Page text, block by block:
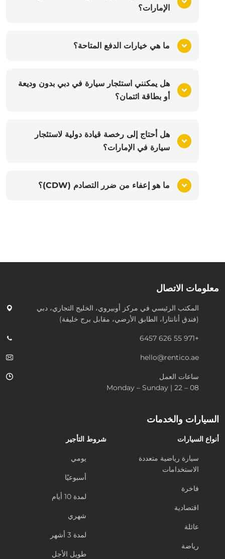
الإمارات؟
ما هي خيارات الدفع المتاحة؟
هل يمكنني استئجار سيارة في دبي بدون وديعة
أو بطاقة ائتمان؟
هل أحتاج إلى رخصة قيادة دولية لاستئجار
سيارة في الإمارات؟
ما هو إعفاء من ضرر التصادم (CDW)؟
معلومات الاتصال
المكتب الرئيسي في مركز أوبيروي، الخليج التجاري، دبي
(فندق أنانتارا، الطابق الأرضي، مقابل برج خليفة)
+971 55 626 6457
hello@rentico.ae
ساعات العمل
08 – 22 | Monday – Sunday
السيارات والخدمات
أنواع السيارات
سيارة رياضية متعددة
الاستخدامات
فاخرة
اقتصادية
عائلة
رياضة
شروط التأجير
يومي
أسبوعيًا
لمدة 10 أيام
شهري
لمدة 3 أشهر
طويل الأجل